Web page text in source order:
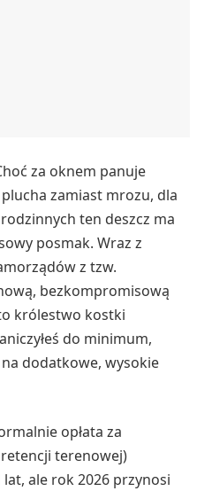
za oknem panuje
zamiast mrozu, dla
ten deszcz ma
posmak. Wraz z
z tzw.
bezkompromisową
królestwo kostki
do minimum,
dodatkowe, wysokie
opłata za
terenowej)
ale rok 2026 przynosi